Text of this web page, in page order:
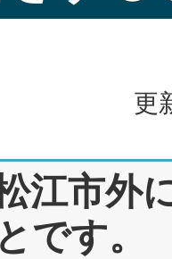
更
江市外
です。